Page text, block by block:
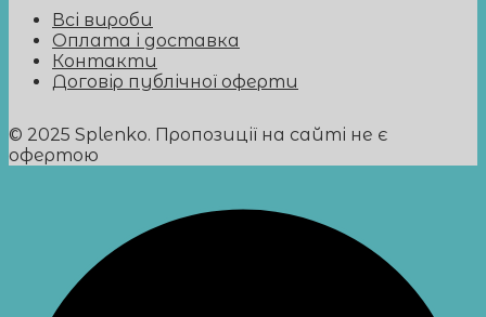
Всі вироби
Оплата і доставка
Контакти
Договір публічної оферти
© 2025 Splenko. Пропозиції на сайті не є
офертою